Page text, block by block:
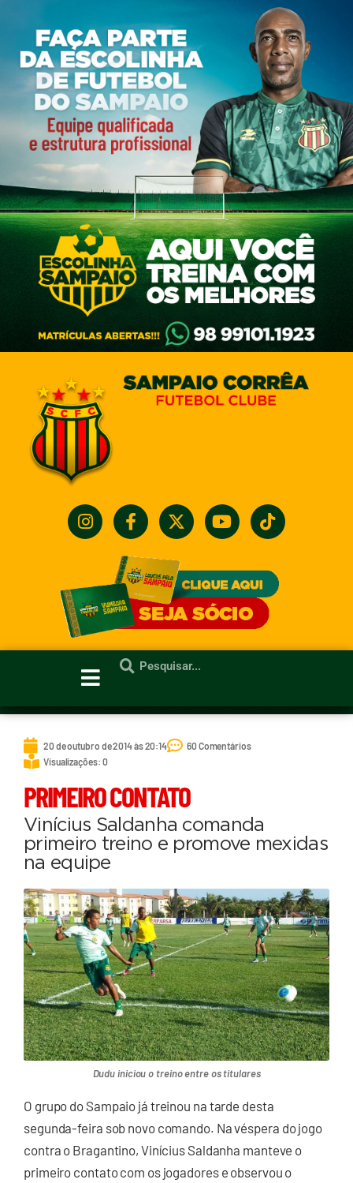
20 de outubro de 2014 às 20:14
60 Comentários
Visualizações: 0
PRIMEIRO CONTATO
Vinícius Saldanha comanda
primeiro treino e promove mexidas
na equipe
Dudu iniciou o treino entre os titulares
O grupo do Sampaio já treinou na tarde desta
segunda-feira sob novo comando. Na véspera do jogo
contra o Bragantino, Vinícius Saldanha manteve o
primeiro contato com os jogadores e observou o